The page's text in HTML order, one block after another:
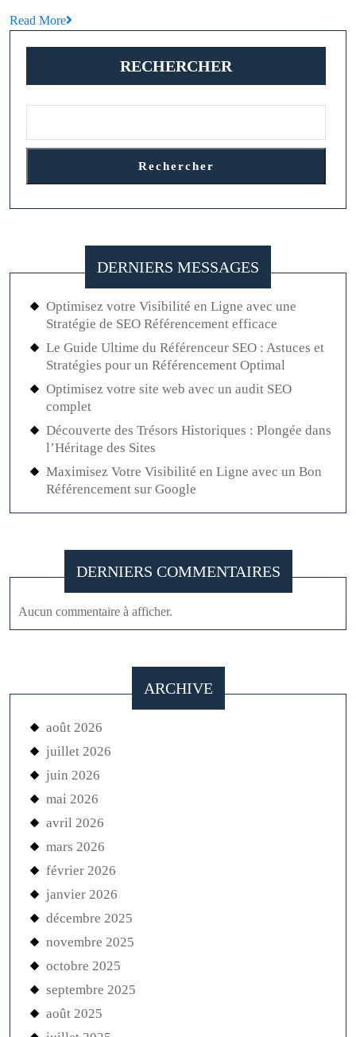
:
Vers
un
Équitable
et
Read More
RECHERCHER
Rechercher
DERNIERS MESSAGES
Optimisez votre Visibilité en Ligne avec une
Stratégie de SEO Référencement efficace
Le Guide Ultime du Référenceur SEO : Astuces et
Stratégies pour un Référencement Optimal
Optimisez votre site web avec un audit SEO
complet
Découverte des Trésors Historiques : Plongée dans
l’Héritage des Sites
Maximisez Votre Visibilité en Ligne avec un Bon
Référencement sur Google
DERNIERS COMMENTAIRES
Aucun commentaire à afficher.
ARCHIVE
août 2026
juillet 2026
juin 2026
mai 2026
avril 2026
mars 2026
février 2026
janvier 2026
décembre 2025
novembre 2025
octobre 2025
septembre 2025
août 2025